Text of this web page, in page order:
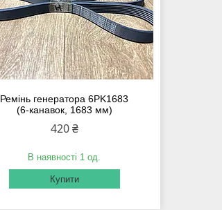
Ремінь генератора 6PK1683
(6‑канавок, 1683 мм)
420 ₴
В наявності 1 од.
Купити